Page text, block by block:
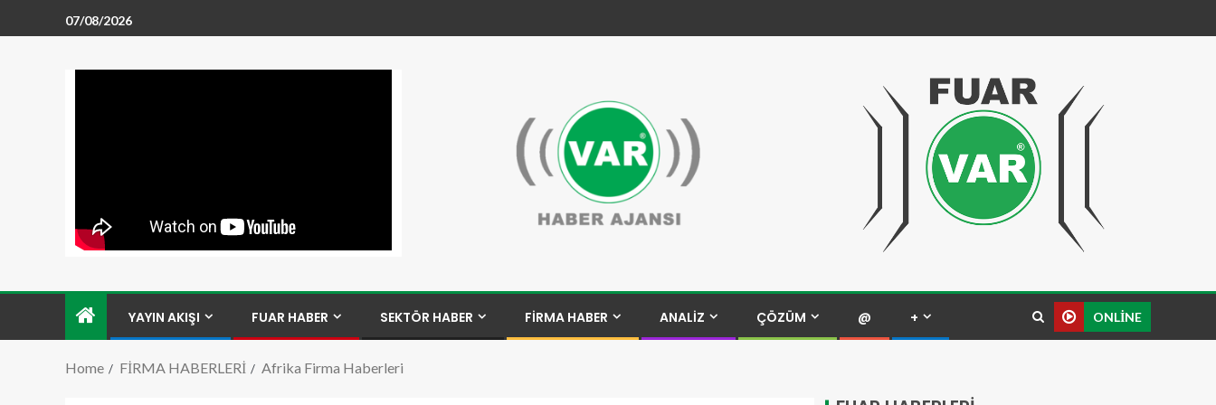
07/08/2026
YAYIN AKIŞI FUAR HABER SEKTÖR HABER FİRMA HABER ANALİZ ÇÖZÜM @ + ONLINE
Home FİRMA HABERLERİ Afrika Firma Haberleri